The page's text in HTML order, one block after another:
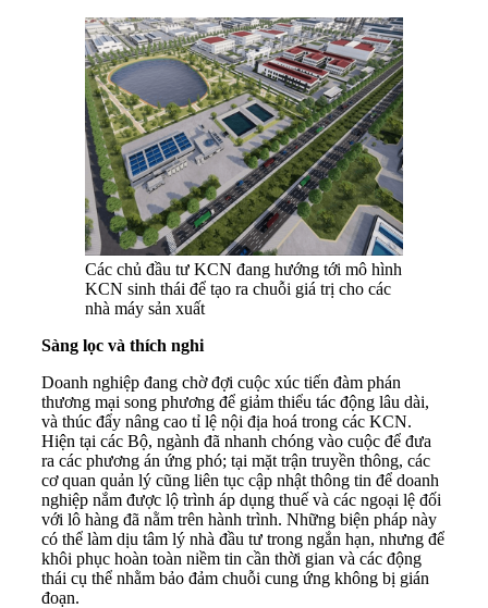
Các chủ đầu tư KCN đang hướng tới mô hình
KCN sinh thái để tạo ra chuỗi giá trị cho các
nhà máy sản xuất
Sàng lọc và thích nghi
Doanh nghiệp đang chờ đợi cuộc xúc tiến đàm phán
thương mại song phương để giảm thiểu tác động lâu dài,
và thúc đẩy nâng cao tỉ lệ nội địa hoá trong các KCN.
Hiện tại các Bộ, ngành đã nhanh chóng vào cuộc để đưa
ra các phương án ứng phó; tại mặt trận truyền thông, các
cơ quan quản lý cũng liên tục cập nhật thông tin để doanh
nghiệp nắm được lộ trình áp dụng thuế và các ngoại lệ đối
với lô hàng đã nằm trên hành trình. Những biện pháp này
có thể làm dịu tâm lý nhà đầu tư trong ngắn hạn, nhưng để
khôi phục hoàn toàn niềm tin cần thời gian và các động
thái cụ thể nhằm bảo đảm chuỗi cung ứng không bị gián
đoạn.